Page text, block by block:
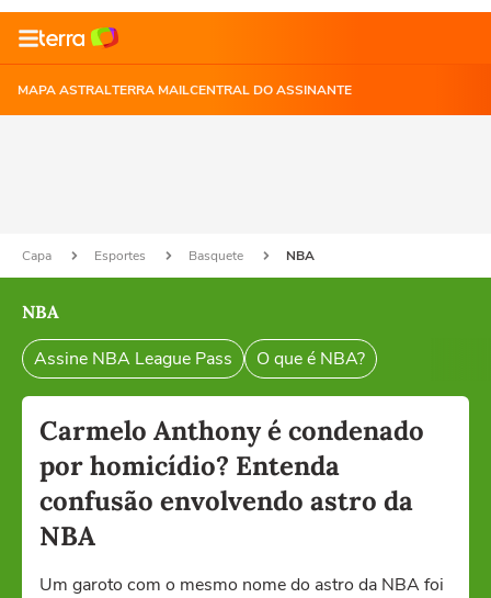
MAPA ASTRALTERRA MAILCENTRAL DO ASSINANTE
Capa Esportes Basquete NBA
NBA
Assine NBA League Pass O que é NBA?
Carmelo Anthony é condenado
por homicídio? Entenda
confusão envolvendo astro da
NBA
Um garoto com o mesmo nome do astro da NBA foi